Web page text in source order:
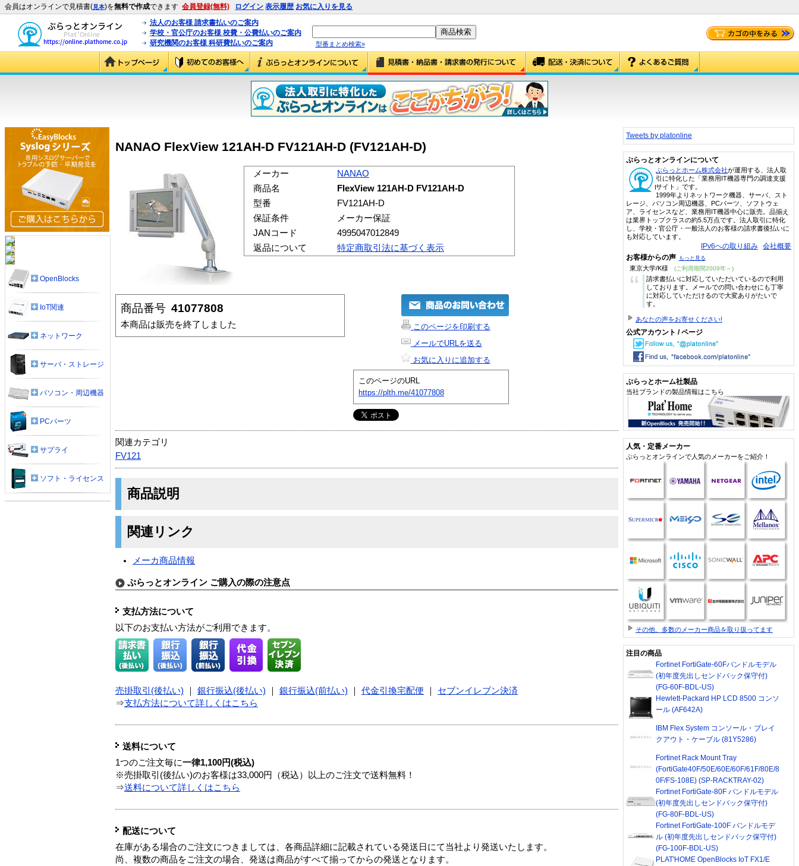
会員はオンラインで見積書(見本)を無料で作成できます 会員登録(無料) ログイン 表示履歴 お気に入りを見る
法人のお客様 請求書払いのご案内
学校・官公庁のお客様 校費・公費払いのご案内
研究機関のお客様 科研費払いのご案内
型番まとめ検索»
NANAO FlexView 121AH-D FV121AH-D (FV121AH-D)
メーカー
NANAO
商品名
FlexView 121AH-D FV121AH-D
型番
FV121AH-D
保証条件
メーカー保証
JANコード
4995047012849
返品について
特定商取引法に基づく表示
商品番号 41077808
本商品は販売を終了しました
このページを印刷する
メールでURLを送る
お気に入りに追加する
このページのURL
https://plth.me/41077808
関連カテゴリ
FV121
商品説明
関連リンク
メーカ商品情報
ぷらっとオンライン ご購入の際の注意点
支払方法について
以下のお支払い方法がご利用できます。
売掛取引(後払い) 銀行振込(後払い) 銀行振込(前払い) 代金引換宅配便
セブンイレブン決済
⇒支払方法について詳しくはこちら
送料について
1つのご注文毎に一律1,100円(税込)
※売掛取引(後払い)のお客様は33,000円（税込）以上のご注文で送料無料！
⇒送料について詳しくはこちら
配送について
在庫がある場合のご注文につきましては、各商品詳細に記載されている発送日にて当社より発送いたします。
尚、複数の商品をご注文の場合、発送は商品がすべて揃ってからの発送となります。
OpenBlocks
IoT関連
ネットワーク
サーバ・ストレージ
パソコン・周辺機器
PCパーツ
サプライ
ソフト・ライセンス
Tweets by platonline
ぷらっとオンラインについて
ぷらっとホーム株式会社が運用する、法人取
引に特化した「業務用IT機器専門の調達支援
サイト」です。
1999年よりネットワーク機器、サーバ、スト
レージ、パソコン周辺機器、PCパーツ、ソフトウェ
ア、ライセンスなど、業務用IT機器中心に販売。品揃え
は業界トップクラスの約5.5万点です。法人取引に特化
し、学校・官公庁・一般法人のお客様の請求書後払いに
も対応しています。
IPv6への取り組み 会社概要
お客様からの声 もっと見る
東京大学/K様 (ご利用期間2009年～)
“
請求書払いに対応していただいているので利用
しております。メールでの問い合わせにも丁寧
に対応していただけるので大変ありがたいで
す。
あなたの声をお寄せください!
公式アカウント / ページ
ぷらっとホーム社製品
当社ブランドの製品情報はこちら
人気・定番メーカー
ぷらっとオンラインで人気のメーカーをご紹介！
その他、多数のメーカー商品を取り扱ってます
注目の商品
Fortinet FortiGate-60Fバンドルモデル
(初年度先出しセンドバック保守付)
(FG-60F-BDL-US)
Hewlett-Packard HP LCD 8500 コンソ
ール (AF642A)
IBM Flex System コンソール・ブレイ
クアウト・ケーブル (81Y5286)
Fortinet Rack Mount Tray
(FortiGate40F/50E/60E/60F/61F/80E/8
0F/FS-108E) (SP-RACKTRAY-02)
Fortinet FortiGate-80F バンドルモデル
(初年度先出しセンドバック保守付)
(FG-80F-BDL-US)
Fortinet FortiGate-100F バンドルモデ
ル (初年度先出しセンドバック保守付)
(FG-100F-BDL-US)
PLAT'HOME OpenBlocks IoT FX1/E